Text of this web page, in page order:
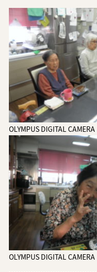
OLYMPUS DIGITAL CAMERA
OLYMPUS DIGITAL CAMERA